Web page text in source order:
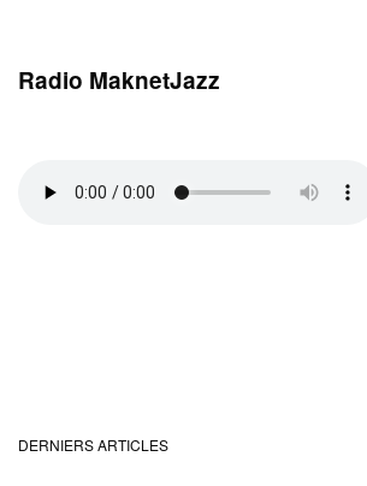
Radio MaknetJazz
DERNIERS ARTICLES